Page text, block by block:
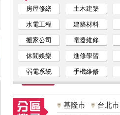
房屋修繕 土木建築
水電工程 建築材料
搬家公司 電器維修
休閒娛樂 進修學習
弱電系統 手機維修
基隆市
台北市